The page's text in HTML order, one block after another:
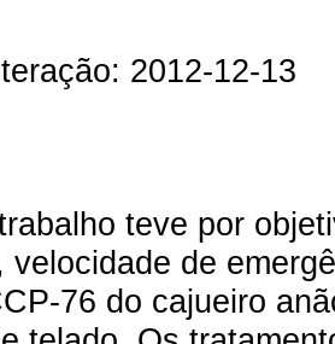
2012-12-13
teve por
velocidade de
76 do cajueiro